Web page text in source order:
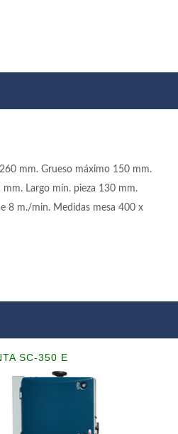
mm. Grueso máximo 150 mm.
mm. Largo mín. pieza 130 mm.
8 m./min. Medidas mesa 400 x
SC-350 E